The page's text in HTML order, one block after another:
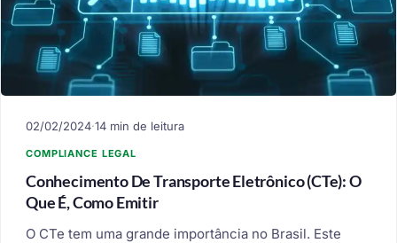
02/02/2024·14 min de leitura
COMPLIANCE LEGAL
Conhecimento De Transporte Eletrônico (CTe): O
Que É, Como Emitir
O CTe tem uma grande importância no Brasil. Este